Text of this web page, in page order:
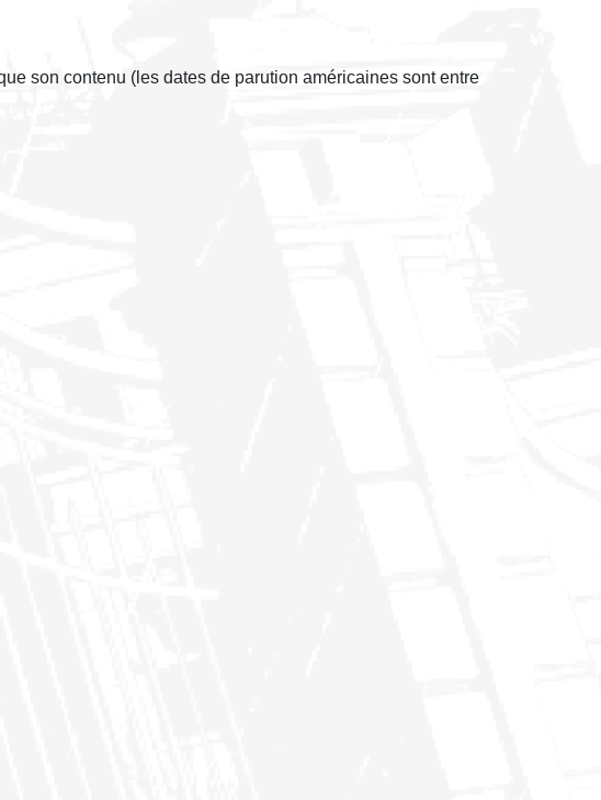
son contenu (les dates de parution américaines sont entre